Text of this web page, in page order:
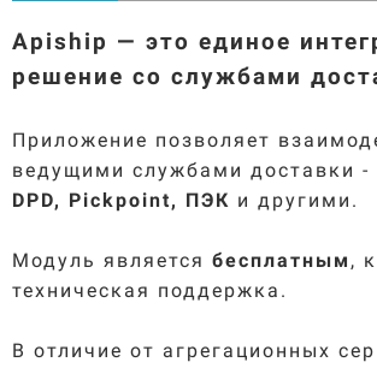
Apiship — это единое
решение со службами
Приложение позволяет
ведущими службами доставки -
DPD, Pickpoint, ПЭК и другими.
Модуль является бесплатным ,
техническая поддержка.
В отличие от агрегационных